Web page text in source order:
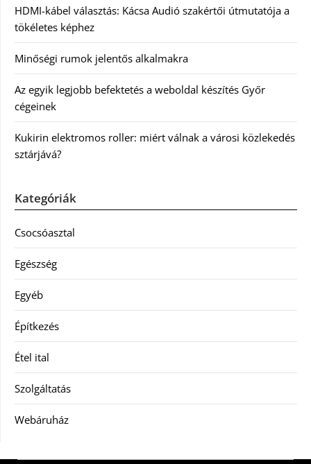
HDMI-kábel választás: Kácsa Audió szakértői útmutatója a
tökéletes képhez
Minőségi rumok jelentős alkalmakra
Az egyik legjobb befektetés a weboldal készítés Győr
cégeinek
Kukirin elektromos roller: miért válnak a városi közlekedés
sztárjává?
Kategóriák
Csocsóasztal
Egészség
Egyéb
Építkezés
Étel ital
Szolgáltatás
Webáruház